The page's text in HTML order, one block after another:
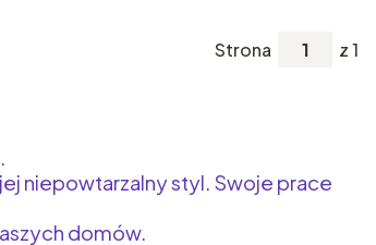
Strona z 1
niepowtarzalny styl. Swoje prace
domów.